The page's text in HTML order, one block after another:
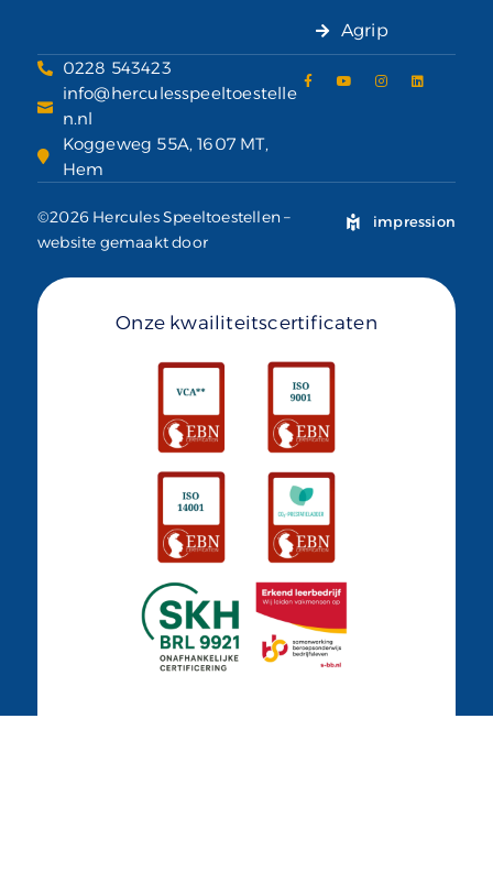
Agrip
0228 543423
info@herculesspeeltoestelle
n.nl
Koggeweg 55A, 1607 MT,
Hem
©2026 Hercules Speeltoestellen –
website gemaakt door
impression
Onze kwailiteitscertificaten